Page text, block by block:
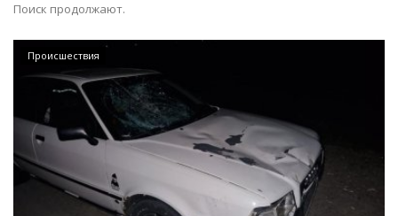
Поиск продолжают.
Происшествия